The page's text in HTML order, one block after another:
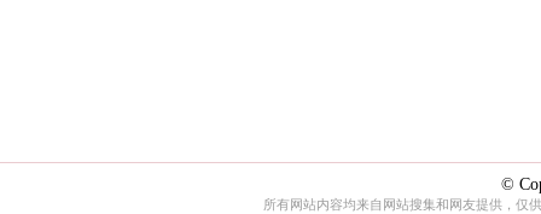
©
所有网站内容均来自网站搜集和网友提供，仅